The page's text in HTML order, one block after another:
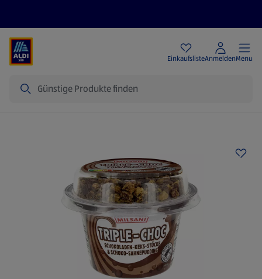
EinkaufslisteAnmeldenMenu